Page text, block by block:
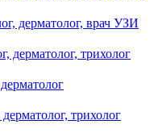
дерматолог, врач УЗИ
дерматолог, трихолог
трихолог